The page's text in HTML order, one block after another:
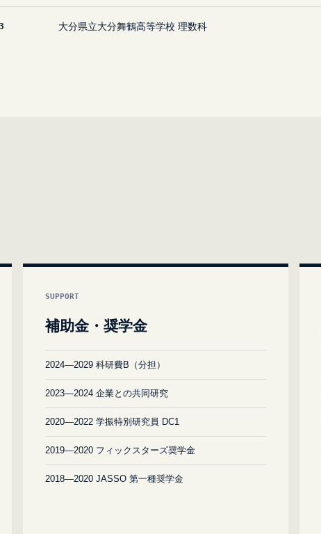
大分県立大分舞鶴高等学校 理数科
SUPPORT
補助金・奨学金
2024—2029 科研費B（分担）
2023—2024 企業との共同研究
2020—2022 学振特別研究員 DC1
2019—2020 フィックスターズ奨学金
2018—2020 JASSO 第一種奨学金